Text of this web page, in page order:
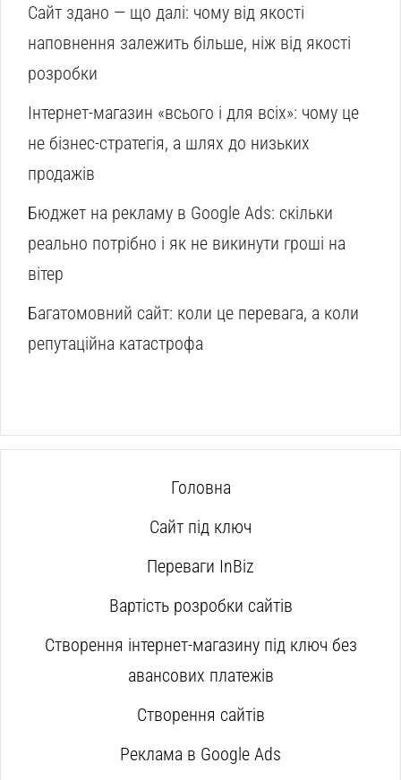
Сайт здано — що далі: чому від якості
наповнення залежить більше, ніж від якості
розробки
Інтернет-магазин «всього і для всіх»: чому це
не бізнес-стратегія, а шлях до низьких
продажів
Бюджет на рекламу в Google Ads: скільки
реально потрібно і як не викинути гроші на
вітер
Багатомовний сайт: коли це перевага, а коли
репутаційна катастрофа
Головна
Сайт під ключ
Переваги InBiz
Вартість розробки сайтів
Створення інтернет-магазину під ключ без
авансових платежів
Створення сайтів
Реклама в Google Ads